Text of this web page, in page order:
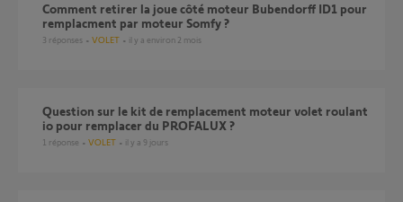
Comment retirer la joue côté moteur Bubendorff ID1 pour
remplacment par moteur Somfy ?
3 réponses VOLET il y a environ 2 mois
Question sur le kit de remplacement moteur volet roulant
io pour remplacer du PROFALUX ?
1 réponse VOLET il y a 9 jours